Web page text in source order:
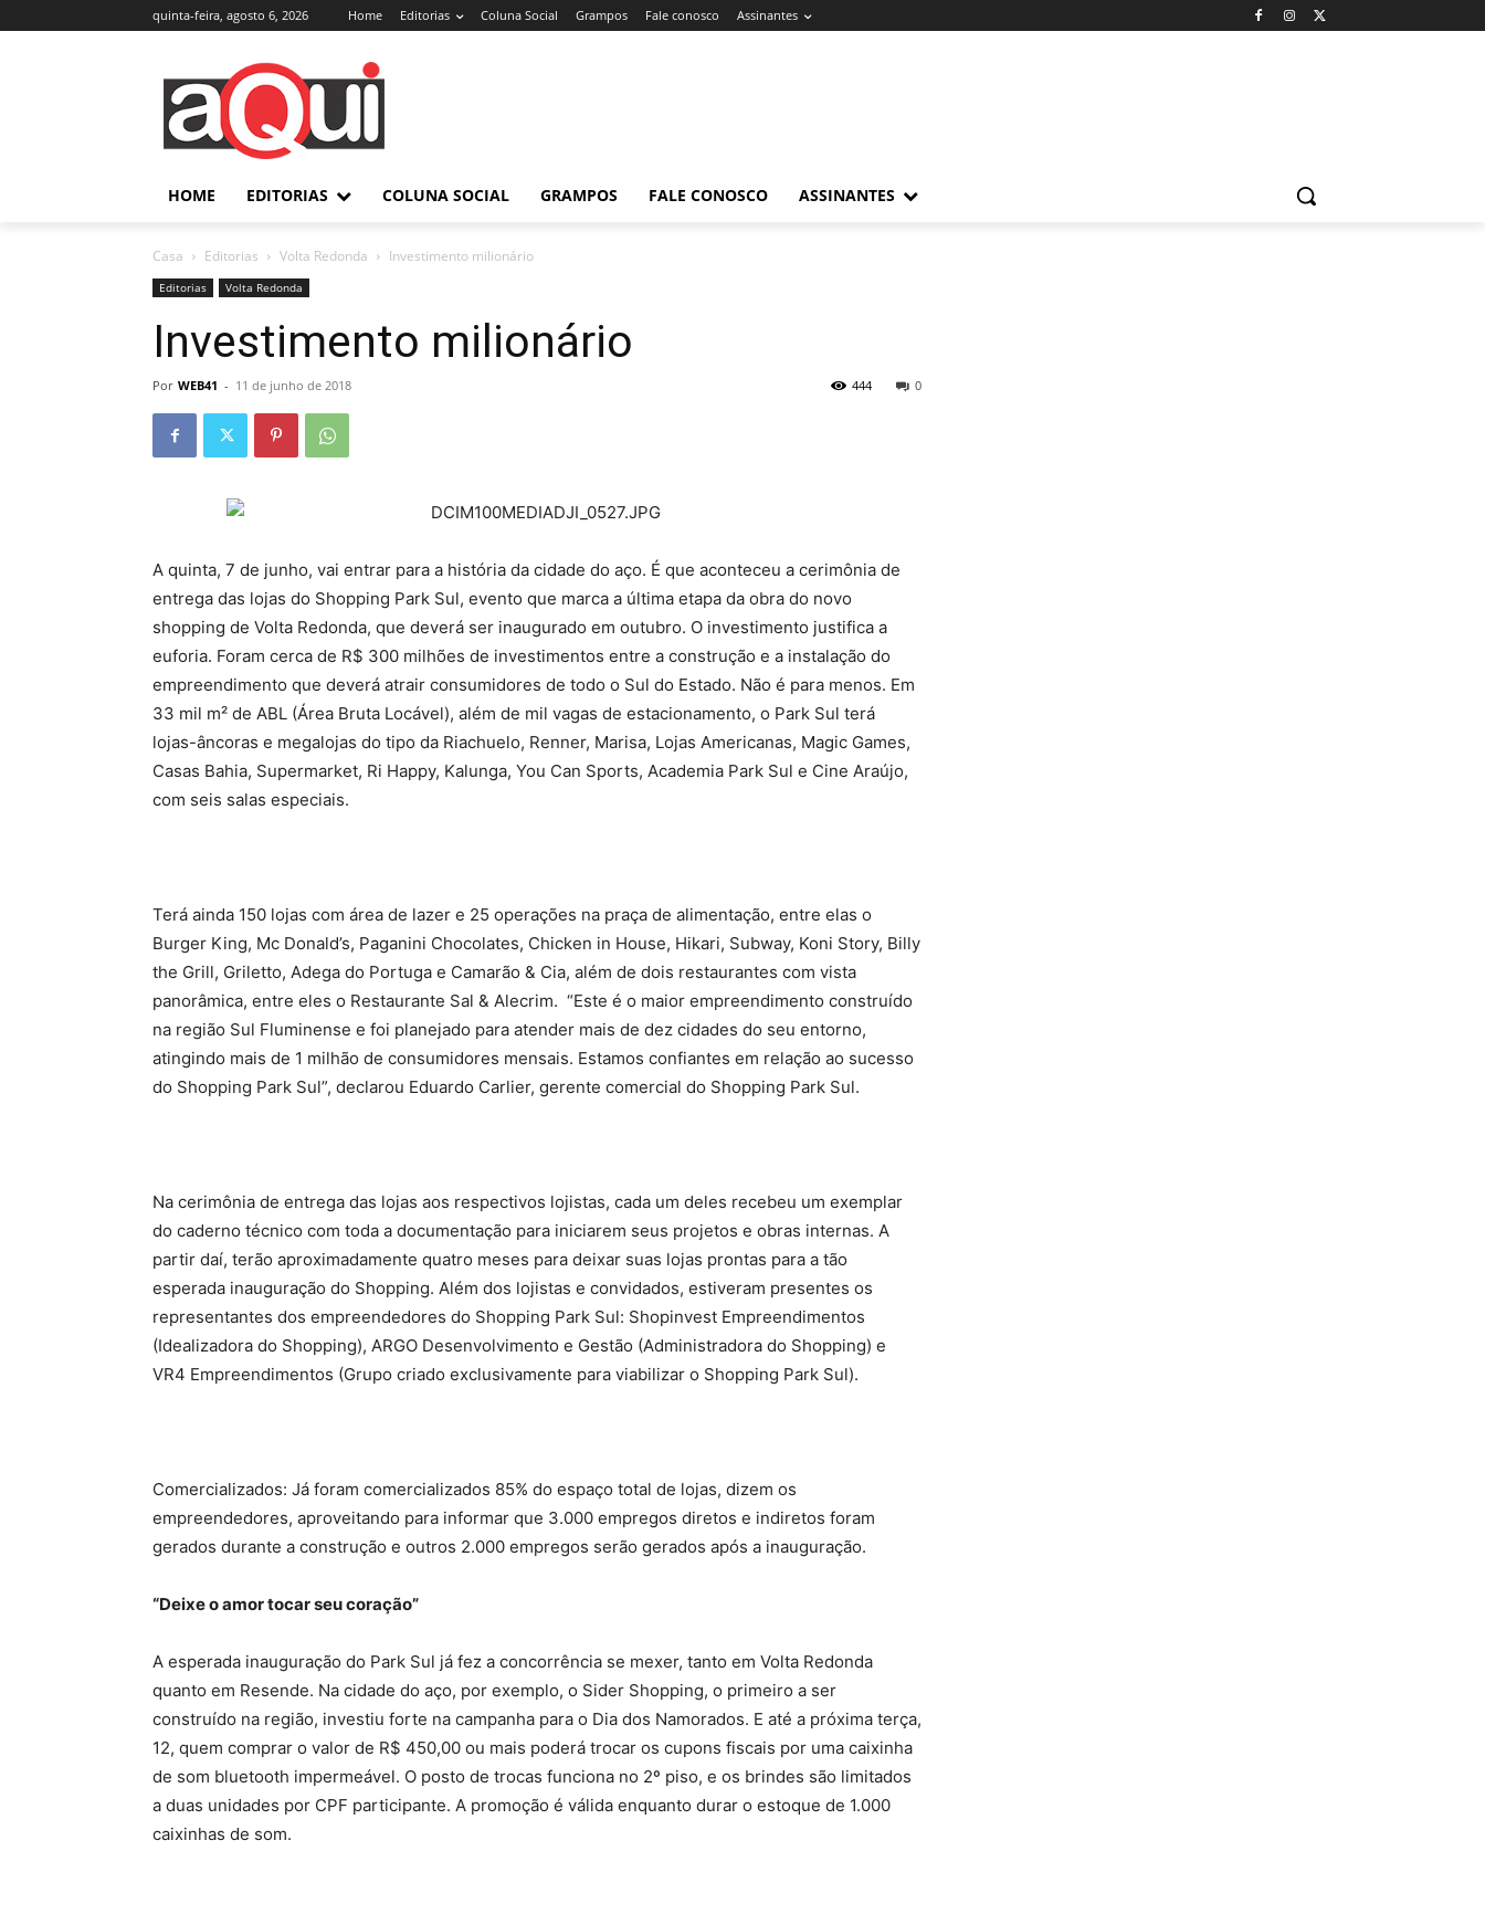
quinta-feira, agosto 6, 2026 Home Editorias Coluna Social Grampos Fale conosco Assinantes
HOME EDITORIAS COLUNA SOCIAL GRAMPOS FALE CONOSCO ASSINANTES
Casa Editorias Volta Redonda Investimento milionário
Editorias Volta Redonda
Investimento milionário
Por WEB41 - 11 de junho de 2018 0
444
A quinta, 7 de junho, vai entrar para a história da cidade do aço. É que aconteceu a cerimônia de
entrega das lojas do Shopping Park Sul, evento que marca a última etapa da obra do novo
shopping de Volta Redonda, que deverá ser inaugurado em outubro. O investimento justifica a
euforia. Foram cerca de R$ 300 milhões de investimentos entre a construção e a instalação do
empreendimento que deverá atrair consumidores de todo o Sul do Estado. Não é para menos. Em
33 mil m² de ABL (Área Bruta Locável), além de mil vagas de estacionamento, o Park Sul terá
lojas-âncoras e megalojas do tipo da Riachuelo, Renner, Marisa, Lojas Americanas, Magic Games,
Casas Bahia, Supermarket, Ri Happy, Kalunga, You Can Sports, Academia Park Sul e Cine Araújo,
com seis salas especiais.
Terá ainda 150 lojas com área de lazer e 25 operações na praça de alimentação, entre elas o
Burger King, Mc Donald’s, Paganini Chocolates, Chicken in House, Hikari, Subway, Koni Story, Billy
the Grill, Griletto, Adega do Portuga e Camarão & Cia, além de dois restaurantes com vista
panorâmica, entre eles o Restaurante Sal & Alecrim. “Este é o maior empreendimento construído
na região Sul Fluminense e foi planejado para atender mais de dez cidades do seu entorno,
atingindo mais de 1 milhão de consumidores mensais. Estamos confiantes em relação ao sucesso
do Shopping Park Sul”, declarou Eduardo Carlier, gerente comercial do Shopping Park Sul.
Na cerimônia de entrega das lojas aos respectivos lojistas, cada um deles recebeu um exemplar
do caderno técnico com toda a documentação para iniciarem seus projetos e obras internas. A
partir daí, terão aproximadamente quatro meses para deixar suas lojas prontas para a tão
esperada inauguração do Shopping. Além dos lojistas e convidados, estiveram presentes os
representantes dos empreendedores do Shopping Park Sul: Shopinvest Empreendimentos
(Idealizadora do Shopping), ARGO Desenvolvimento e Gestão (Administradora do Shopping) e
VR4 Empreendimentos (Grupo criado exclusivamente para viabilizar o Shopping Park Sul).
Comercializados: Já foram comercializados 85% do espaço total de lojas, dizem os
empreendedores, aproveitando para informar que 3.000 empregos diretos e indiretos foram
gerados durante a construção e outros 2.000 empregos serão gerados após a inauguração.
“Deixe o amor tocar seu coração”
A esperada inauguração do Park Sul já fez a concorrência se mexer, tanto em Volta Redonda
quanto em Resende. Na cidade do aço, por exemplo, o Sider Shopping, o primeiro a ser
construído na região, investiu forte na campanha para o Dia dos Namorados. E até a próxima terça,
12, quem comprar o valor de R$ 450,00 ou mais poderá trocar os cupons fiscais por uma caixinha
de som bluetooth impermeável. O posto de trocas funciona no 2º piso, e os brindes são limitados
a duas unidades por CPF participante. A promoção é válida enquanto durar o estoque de 1.000
caixinhas de som.